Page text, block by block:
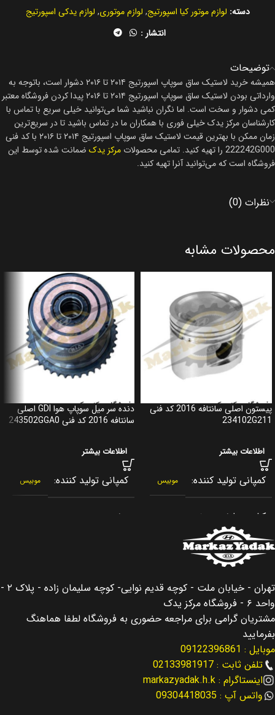
دسته: لوازم موتور کیا اسپورتیج, لوازم موتوری, لوازم یدکی اسپورتیج
انتشار :
توضیحات
همیشه خرید لاستیک ساق سوپاپ اسپورتیج ۲۰۱۴ تا ۲۰۱۶ دشوار است، باتوجه به
وارداتی بودن لاستیک ساق سوپاپ اسپورتیج ۲۰۱۴ تا ۲۰۱۶ پیدا کردن فروشگاه معتبر
کمی دشوار و سخت است. اما نگران نباشید شما می‌توانید خیلی سریع با تماس با
کارشناسان مرکز یدک خیلی فوری با همکاران ما در تماس باشید تا در سریع‌ترین
زمان ممکن با بهترین قیمت لاستیک ساق سوپاپ اسپورتیج ۲۰۱۴ تا ۲۰۱۶ با کد فنی
222242G000 را تهیه کنید. تمامی محصولات
مرکز یدک ضمانت شده توسط این
فروشگاه است که می‌توانید آنرا تهیه کنید.
نظرات (0)
محصولات مشابه
پیستون اصلی سانتافه 2016 کد فنی
234102G211
اطلاعات بیشتر
کمپانی تولید کننده موبیس
کشور سازنده کره جنوبی
اصالت کالا اصلی
مناسب برای سانتافه Santafe
مناسب برای سال
2013 – 2016
نوع لوازم لوازم موتوری
دنده سر میل سوپاپ هوا GDI اصلی
سانتافه 2016 کد فنی 243502GGA0
اطلاعات بیشتر
کمپانی تولید کننده موبیس
برند
اصالت کالا اصلی
مناسب برای
تهران - خیابان ملت - کوچه قدیم نوایی- کوچه سلیمان زاده - پلاک ۲ -
واحد ۶ - فروشگاه مرکز یدک
مشتریان گرامی برای مراجعه حضوری به فروشگاه لطفا هماهنگ
بفرمایید
موبایل : 09122396861
تلفن ثابت : 02133981917
اینستاگرام : markazyadak.h.k
واتس آپ : 09304418035